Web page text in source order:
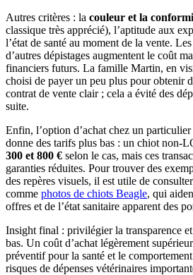
Autres critères : la couleur et la
classique très apprécié), l’aptitude aux
l’état de santé au moment de la vente.
d’autres dépistages augmentent le coût
financiers futurs. La famille Martin, en
choisi de payer un peu plus pour obtenir
contrat de vente clair ; cela a évité des
suite.
Enfin, l’option d’achat chez un
donne des tarifs plus bas : un chiot
300 et 800 € selon le cas, mais ces
garanties réduites. Pour trouver des
des repères visuels, il est utile de
comme photos de chiots Beagle, qui
offres et de l’état sanitaire apparent des
Insight final : privilégier la transparence
bas. Un coût d’achat légèrement
préventif pour la santé et le
risques de dépenses vétérinaires